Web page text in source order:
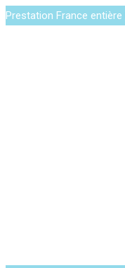
Prestation France entière